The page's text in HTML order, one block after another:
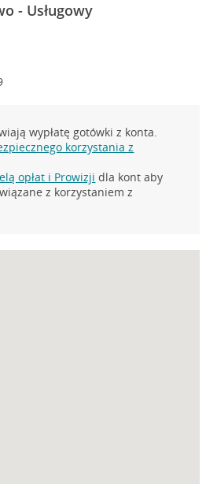
- Usługowy
wypłatę gotówki z konta.
korzystania z
opłat i Prowizji dla kont aby
z korzystaniem z